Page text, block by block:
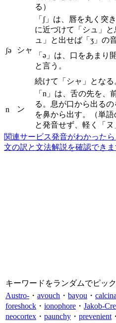
る）
ʃə シャ
「ʃ」は、唇を丸く突
に近づけて「シュ」
ュ」と出せば「ʒ」の
「ə」は、口をあまり
と言う。
続けて「シャ」となる
n ン
「n」は、舌の先を、
る。息が口から出る
を鼻から出す。（単語
と発音せず、軽く「ヌ
関連サービス発音がわかった
文の訳と文法解説を確認できま
キーワードをランダムでピッ
Austro- ・ avouch ・ bayou ・
foreshock ・ ionophore ・ Jakob-
neocortex ・ paunchy ・ prevenient ・